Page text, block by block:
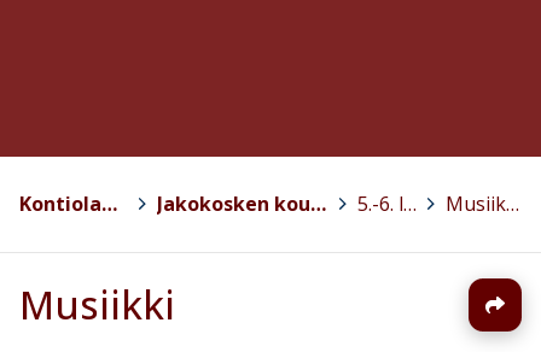
Kontiolahti > Jakokosken koulu 5.-6. lk. > Musiikki
Musiikki